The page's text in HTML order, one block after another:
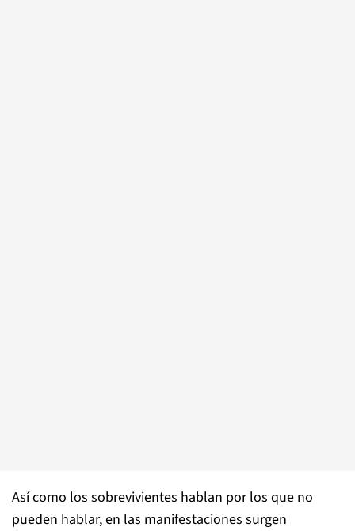
Así como los sobrevivientes hablan por los que no
pueden hablar, en las manifestaciones surgen